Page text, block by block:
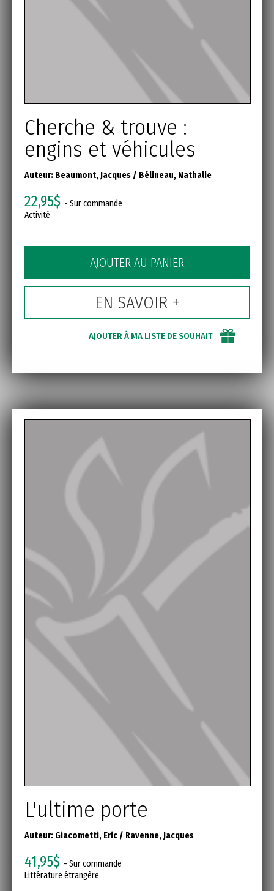
Cherche & trouve :
engins et véhicules
Auteur: Beaumont, Jacques / Bélineau, Nathalie
22,95$ - Sur commande
Activité
AJOUTER AU PANIER
EN SAVOIR +
AJOUTER À MA LISTE DE SOUHAIT
L'ultime porte
Auteur: Giacometti, Eric / Ravenne, Jacques
41,95$ - Sur commande
Littérature étrangère